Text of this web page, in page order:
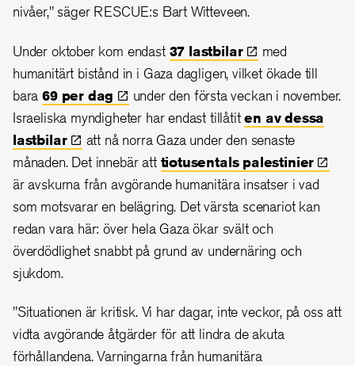
nivåer," säger RESCUE:s Bart Witteveen.
Under oktober kom endast 37 lastbilar
med
humanitärt bistånd in i Gaza dagligen, vilket ökade till
bara69 per dag
under den första veckan i november.
Israeliska myndigheter har endast tillåtiten av dessa
lastbilar
att nå norra Gaza under den senaste
månaden. Det innebär att tiotusentals palestinier
är avskurna från avgörande humanitära insatser i vad
som motsvarar en belägring. Det värsta scenariot kan
redan vara här: över hela Gaza ökar svält och
överdödlighet snabbt på grund av undernäring och
sjukdom.
"Situationen är kritisk. Vi har dagar, inte veckor, på oss att
vidta avgörande åtgärder för att lindra de akuta
förhållandena. Varningarna från humanitära